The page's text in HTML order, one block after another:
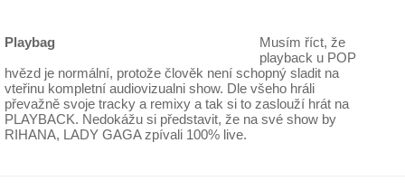
Playbag
Musím říct, že
playback u POP
hvězd je normální, protože člověk není schopný sladit na
vteřinu kompletní audiovizualni show. Dle všeho hráli
převažně svoje tracky a remixy a tak si to zaslouží hrát na
PLAYBACK. Nedokážu si představit, že na své show by
RIHANA, LADY GAGA zpívali 100% live.